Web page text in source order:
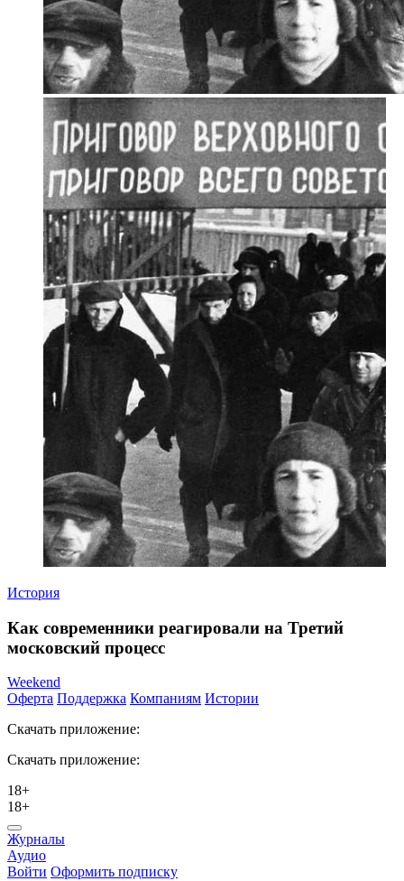
История
Как современники реагировали на Третий
московский процесс
Weekend
Оферта Поддержка Компаниям Истории
Скачать приложение:
Скачать приложение:
18+
18+
Журналы
Аудио
Войти Оформить подписку